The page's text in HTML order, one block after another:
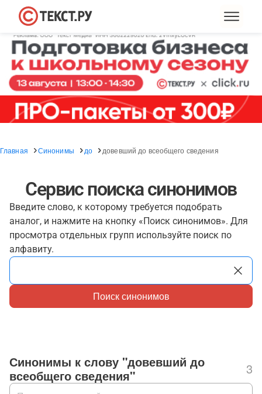
Главная Синонимы до довевший до всеобщего сведения
Сервис поиска синонимов
Введите слово, к которому требуется подобрать
аналог, и нажмите на кнопку «Поиск синонимов». Для
просмотра отдельных групп используйте поиск по
алфавиту.
Поиск синонимов
Синонимы к слову "довевший до
всеобщего сведения"
3